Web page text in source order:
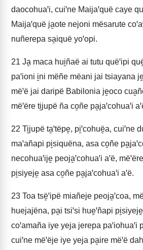
daocohuaꞌi, cuiꞌne Maijaꞌquë caye
Maijaꞌquë ja̱ote nejoni mësarute
nuñerepa sa̱iquë yoꞌopi.
21 Ja̱ maca hui̱ñaë ai tutu quëꞌipi
paꞌioni i̱ni mëñe mëani jai tsiayana
mëꞌë jai daripë Babilonia je̱oco
mëꞌëre ti̱jupë ña co̱ñe pa̱jaꞌcohuaꞌi
22 Ti̱jupë ta̱ꞌtëpe̱, pi̱ꞌcohuë̱a, cuiꞌne
maꞌañapi pi̱siquëna, asa co̱ñe
necohuaꞌije̱ peoja̱ꞌcohuaꞌi aꞌë,
pi̱siyeje̱ asa co̱ñe pa̱jaꞌcohuaꞌi aꞌë.
23 Toa tsë̱ꞌipë miañeje peoja̱ꞌcoa,
huejajëna, pa̱i tsiꞌsi hue̱ꞌñapi
coꞌamaña iye yeja jerepa paꞌiohuaꞌi
cuiꞌne mëꞌëje iye yeja pa̱ire mëꞌë